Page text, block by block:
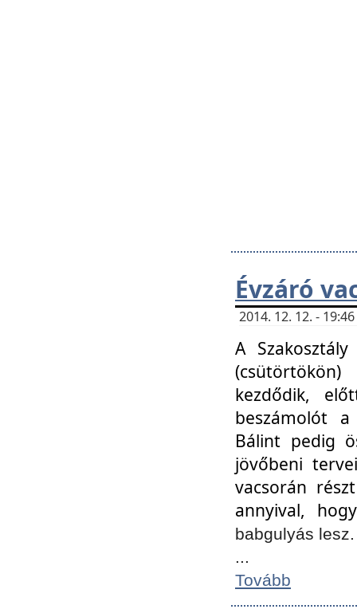
Évzáró
2014. 12. 12. -
A
kezdődik,
beszámolót
Bálint pedig
jövőbeni
vacsorán
annyival,
babgulyás
...
Tovább